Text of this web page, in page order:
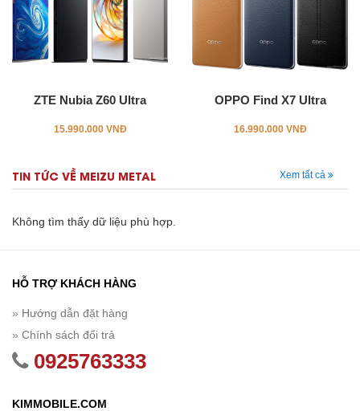
ZTE Nubia Z60 Ultra
15.990.000 VNĐ
OPPO Find X7 Ultra
16.990.000 VNĐ
TIN TỨC VỀ MEIZU METAL Xem tất cả
Không tìm thấy dữ liệu phù hợp.
HỖ TRỢ KHÁCH HÀNG
» Hướng dẫn đặt hàng
» Chính sách đổi trả
0925763333
KIMMOBILE.COM